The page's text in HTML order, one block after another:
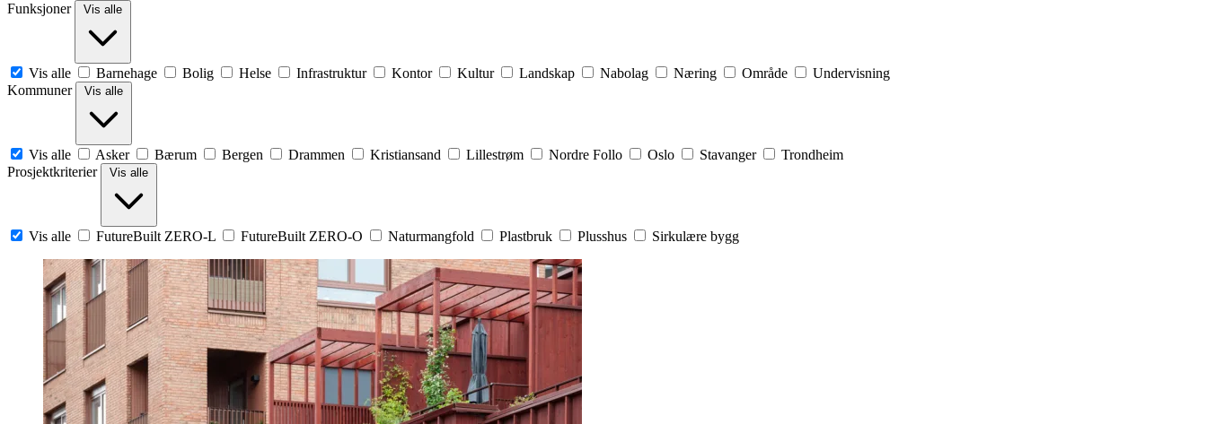
Funksjoner Vis alle
Vis alle Barnehage Bolig Helse Infrastruktur Kontor Kultur Landskap Nabolag Næring Område
Undervisning
Kommuner
Vis alle
Vis alle Asker Bærum Bergen Drammen Kristiansand Lillestrøm Nordre Follo Oslo Stavanger
Trondheim
Prosjektkriterier
Vis alle
Vis alle FutureBuilt ZERO-L FutureBuilt ZERO-O Naturmangfold Plastbruk Plusshus Sirkulære bygg